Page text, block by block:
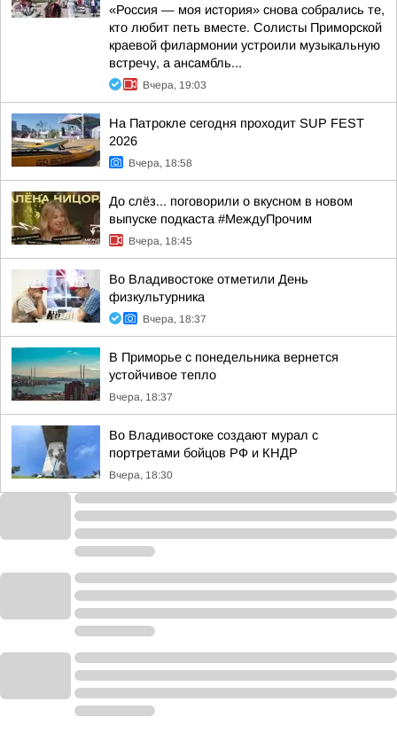
«Россия — моя история» снова собрались те,
кто любит петь вместе. Солисты Приморской
краевой филармонии устроили музыкальную
встречу, а ансамбль...
Вчера, 19:03
На Патрокле сегодня проходит SUP FEST
2026
Вчера, 18:58
До слёз... поговорили о вкусном в новом
выпуске подкаста #МеждуПрочим
Вчера, 18:45
Во Владивостоке отметили День
физкультурника
Вчера, 18:37
В Приморье с понедельника вернется
устойчивое тепло
Вчера, 18:37
Во Владивостоке создают мурал с
портретами бойцов РФ и КНДР
Вчера, 18:30